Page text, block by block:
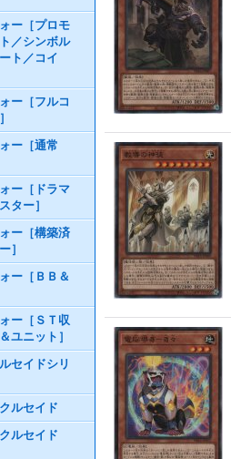
ー［プロモ
／シンボル
ト／コイ
ー［フルコ
ー［通常
ー［ドラマ
ター］
ー［構築済
］
ー［ＢＢ＆
ー［ＳＴ収
ユニット］
セイドシリ
ルセイド
ルセイド